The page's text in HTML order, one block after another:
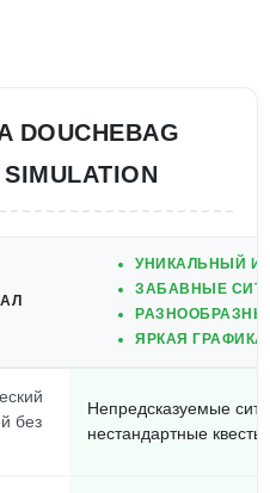
DOUCHEBAG
УНИКАЛЬНЫЙ
ЗАБАВНЫЕ
ЯРКАЯ
без
Непредсказуемые
нестандартные квесты